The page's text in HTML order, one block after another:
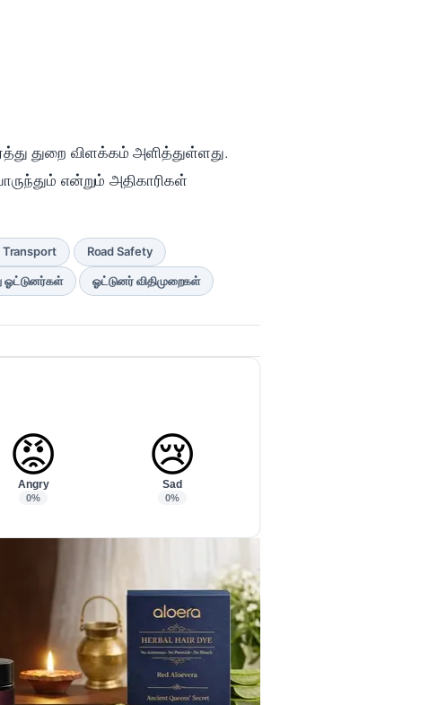
துறை விளக்கம் அளித்துள்ளது.
என்றும் அதிகாரிகள்
Transport Road Safety
ஓட்டுனர்கள் ஓட்டுனர் விதிமுறைகள்
😡
Angry
0%
😢
Sad
0%